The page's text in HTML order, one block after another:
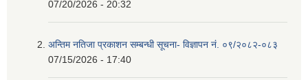
07/20/2026 - 20:32
अन्तिम नतिजा प्रकाशन सम्बन्धी सूचना- विज्ञापन नं. ०९/२०८२-०८३
07/15/2026 - 17:40